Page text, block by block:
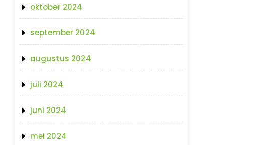
oktober 2024
september 2024
augustus 2024
juli 2024
juni 2024
mei 2024